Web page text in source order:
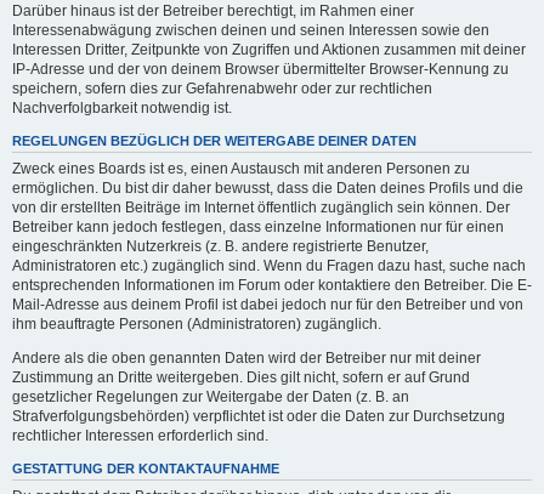
Darüber hinaus ist der Betreiber berechtigt, im Rahmen einer
Interessenabwägung zwischen deinen und seinen Interessen sowie den
Interessen Dritter, Zeitpunkte von Zugriffen und Aktionen zusammen mit deiner
IP-Adresse und der von deinem Browser übermittelter Browser-Kennung zu
speichern, sofern dies zur Gefahrenabwehr oder zur rechtlichen
Nachverfolgbarkeit notwendig ist.
REGELUNGEN BEZÜGLICH DER WEITERGABE DEINER DATEN
Zweck eines Boards ist es, einen Austausch mit anderen Personen zu
ermöglichen. Du bist dir daher bewusst, dass die Daten deines Profils und die
von dir erstellten Beiträge im Internet öffentlich zugänglich sein können. Der
Betreiber kann jedoch festlegen, dass einzelne Informationen nur für einen
eingeschränkten Nutzerkreis (z. B. andere registrierte Benutzer,
Administratoren etc.) zugänglich sind. Wenn du Fragen dazu hast, suche nach
entsprechenden Informationen im Forum oder kontaktiere den Betreiber. Die E-
Mail-Adresse aus deinem Profil ist dabei jedoch nur für den Betreiber und von
ihm beauftragte Personen (Administratoren) zugänglich.
Andere als die oben genannten Daten wird der Betreiber nur mit deiner
Zustimmung an Dritte weitergeben. Dies gilt nicht, sofern er auf Grund
gesetzlicher Regelungen zur Weitergabe der Daten (z. B. an
Strafverfolgungsbehörden) verpflichtet ist oder die Daten zur Durchsetzung
rechtlicher Interessen erforderlich sind.
GESTATTUNG DER KONTAKTAUFNAHME